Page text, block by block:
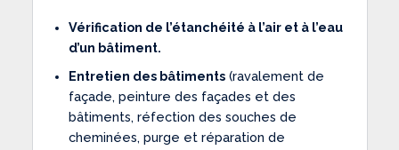
Vérification de l’étanchéité à l’air et à l’eau
d’un bâtiment.
Entretien des bâtiments(ravalement de
façade, peinture des façades et des
bâtiments, réfection des souches de
cheminées, purge et réparation de